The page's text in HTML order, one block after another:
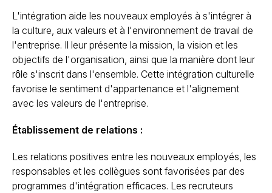
L'intégration aide les nouveaux employés à s'intégrer à
la culture, aux valeurs et à l'environnement de travail de
l'entreprise. Il leur présente la mission, la vision et les
objectifs de l'organisation, ainsi que la manière dont leur
rôle s'inscrit dans l'ensemble. Cette intégration culturelle
favorise le sentiment d'appartenance et l'alignement
avec les valeurs de l'entreprise.
Établissement de relations :
Les relations positives entre les nouveaux employés, les
responsables et les collègues sont favorisées par des
programmes d'intégration efficaces. Les recruteurs